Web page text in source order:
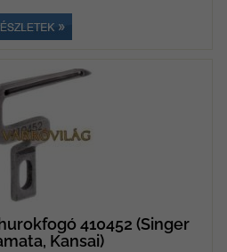
410452 (Singer
Kansai)